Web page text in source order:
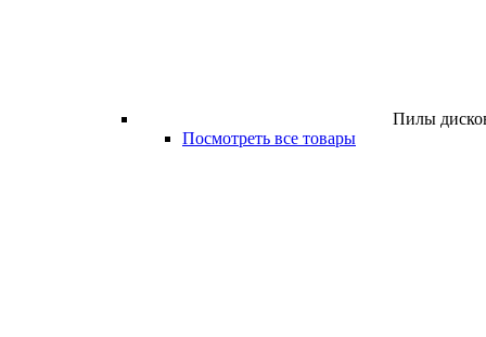
Пилы
Посмотреть все товары